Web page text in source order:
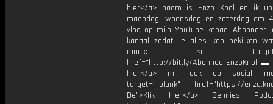
hier</a> naam is Enzo Knol en ik
maandag, woensdag en zaterdag om
vlog op mijn YouTube kanaal Abonneer
kanaal zodat je alles kan bekijken
maak: <a
href="http://bit.ly/AbonneerEnzoKnol ▬
hier</a> mij ook op social
target="_blank" href="https://
De">Klik hier</a> Bennies